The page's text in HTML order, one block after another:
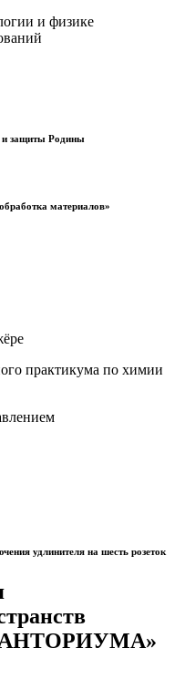
и физике
и защиты Родины
материалов»
практикума по химии
удлинителя на шесть розеток